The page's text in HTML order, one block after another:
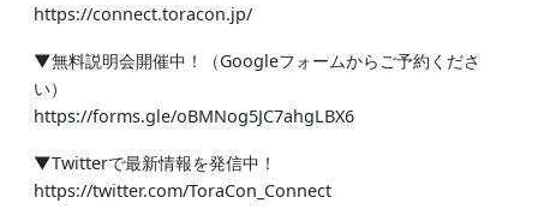
https://connect.toracon.jp/
▼無料説明会開催中！（Googleフォームからご予約くださ
い）
https://forms.gle/oBMNog5JC7ahgLBX6
▼Twitterで最新情報を発信中！
https://twitter.com/ToraCon_Connect